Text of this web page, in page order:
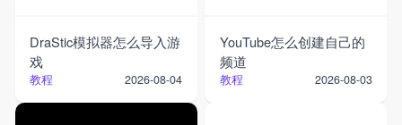
DraStic模拟器怎么导入游
戏
教程 2026-08-04
YouTube怎么创建自己的
频道
教程 2026-08-03